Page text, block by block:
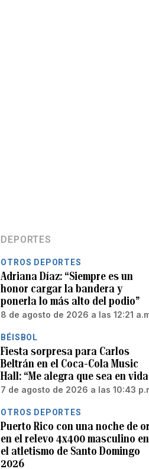
DEPORTES
OTROS DEPORTES
Adriana Díaz: “Siempre es un
honor cargar la bandera y
ponerla lo más alto del podio”
8 de agosto de 2026 a las 12:21
BÉISBOL
Fiesta sorpresa para Carlos
Beltrán en el Coca-Cola Music
Hall: “Me alegra que sea en
7 de agosto de 2026 a las 10:43
OTROS DEPORTES
Puerto Rico con una noche de
en el relevo 4x400 masculino en
el atletismo de Santo Domingo
2026